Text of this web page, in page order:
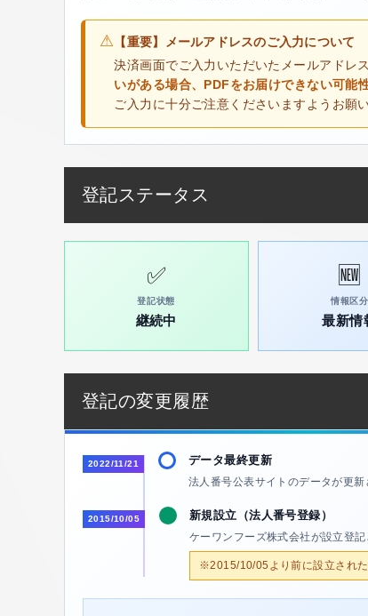
⚠ 【重要】メールアドレスのご入力について
決済画面でご入力いただいたメールアドレ
いがある場合、PDFをお届けできない可能
ご入力に十分ご注意くださいますようお願
登記ステータス
✅
登記状態
継続中
🆕
情報区分
最新情
登記の変更履歴
2022/11/21 データ最終更新
法人番号公表サイトのデータが更新
2015/10/05 新規設立（法人番号登録）
ケーワンフーズ株式会社が設立登
※2015/10/05より前に設立され